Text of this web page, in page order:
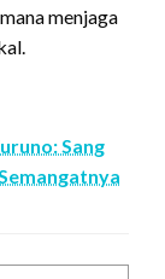
menjaga
Sang